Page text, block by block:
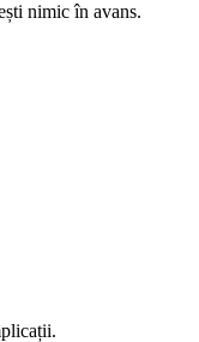
nimic în avans.